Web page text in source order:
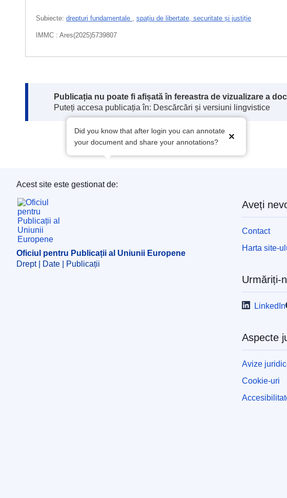
Subiecte: drepturi fundamentale , spațiu de libertate, securitate și justiție
IMMC : Ares(2025)5739807
Note:
Publicația nu poate fi afișată în fereastra de vizualizare a
Puteți accesa publicația în: Descărcări și versiuni lingvistice
Did you know that after login you can annotate
your document and share your annotations?
Oficiul pentru Publicații al Uniunii Europene
Acest site este gestionat de:
Oficiul pentru Publicații al Uniunii Europene
Drept | Date | Publicații
Aveți
Contact
Harta site-
Urmăriți-
LinkedIn
Aspecte
Avize
Cookie-uri